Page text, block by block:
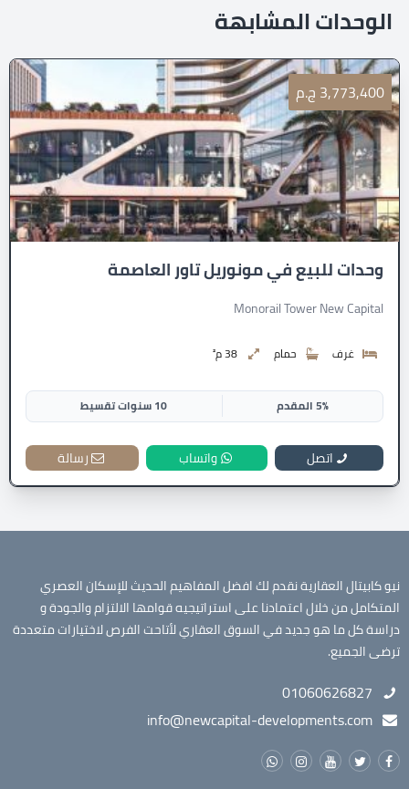
الوحدات المشابهة
3,773,400 ج.م
وحدات للبيع في مونوريل تاور العاصمة
Monorail Tower New Capital
غرف حمام 38 م²
5% المقدم 10 سنوات تقسيط
اتصل واتساب رسالة
نيو كابيتال العقارية نقدم لك افضل المفاهيم الحديث للإسكان العصري
المتكامل من خلال اعتمادنا على استراتيجيه قوامها الالتزام والجودة و
دراسة كل ما هو جديد في السوق العقاري لأتاحت الفرص لاختيارات متعددة
ترضى الجميع.
01060626827
info@newcapital-developments.com